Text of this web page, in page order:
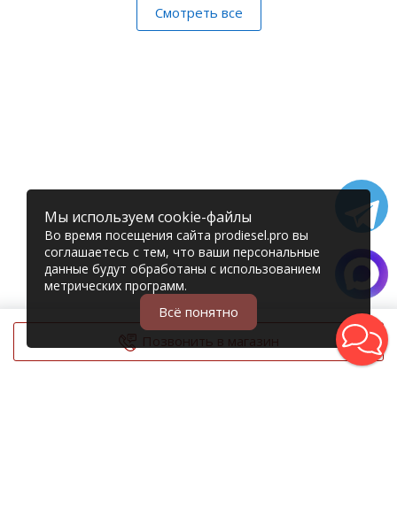
Позвонить в магазин
Смотреть все
© 2006 – 2026 Prodiesel
Мы используем cookie-файлы
Во время посещения сайта prodiesel.pro вы
соглашаетесь с тем, что ваши персональные
данные будут обработаны с использованием
метрических программ.
Всё понятно